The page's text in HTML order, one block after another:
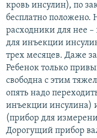
кровь инсулин), по
бесплатно положено.
расходники для нее
для инъекции
трех месяцев. Даже
Ребенок только
свободна с этим
опять надо
инъекции инсулина)
(прибор для
Дорогущий прибор